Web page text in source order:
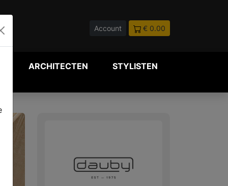
Account € 0.00
ARCHITECTEN STYLISTEN